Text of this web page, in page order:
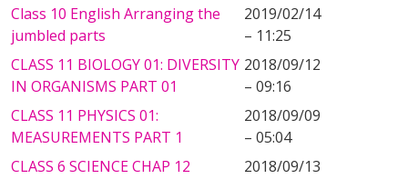
Class 10 English Arranging the
jumbled parts
2019/02/14
– 11:25
CLASS 11 BIOLOGY 01: DIVERSITY
IN ORGANISMS PART 01
2018/09/12
– 09:16
CLASS 11 PHYSICS 01:
MEASUREMENTS PART 1
2018/09/09
– 05:04
CLASS 6 SCIENCE CHAP 12
2018/09/13